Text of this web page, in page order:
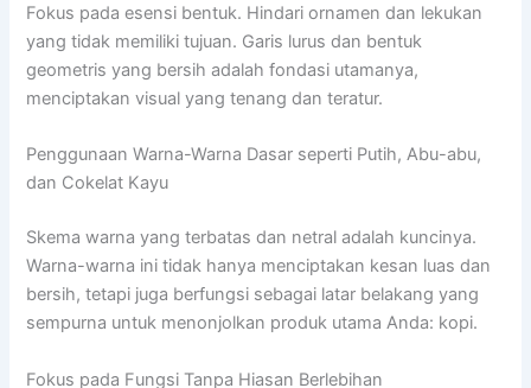
Fokus pada esensi bentuk. Hindari ornamen dan lekukan
yang tidak memiliki tujuan. Garis lurus dan bentuk
geometris yang bersih adalah fondasi utamanya,
menciptakan visual yang tenang dan teratur.
Penggunaan Warna-Warna Dasar seperti Putih, Abu-abu,
dan Cokelat Kayu
Skema warna yang terbatas dan netral adalah kuncinya.
Warna-warna ini tidak hanya menciptakan kesan luas dan
bersih, tetapi juga berfungsi sebagai latar belakang yang
sempurna untuk menonjolkan produk utama Anda: kopi.
Fokus pada Fungsi Tanpa Hiasan Berlebihan